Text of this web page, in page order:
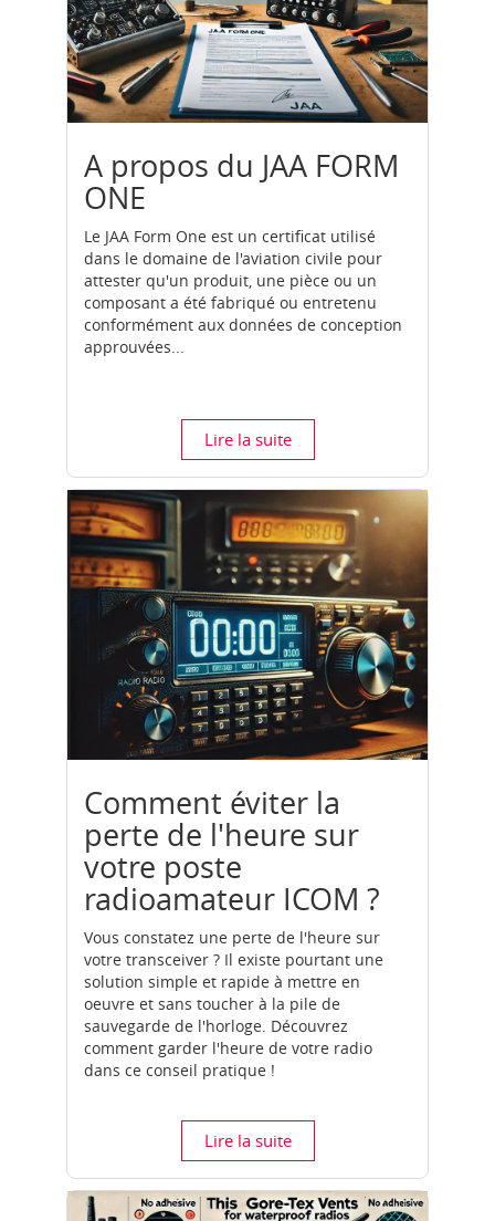
A propos du JAA FORM
ONE
Le JAA Form One est un certificat utilisé
dans le domaine de l'aviation civile pour
attester qu'un produit, une pièce ou un
composant a été fabriqué ou entretenu
conformément aux données de conception
approuvées...
Lire la suite
Comment éviter la
perte de l'heure sur
votre poste
radioamateur ICOM ?
Vous constatez une perte de l'heure sur
votre transceiver ? Il existe pourtant une
solution simple et rapide à mettre en
oeuvre et sans toucher à la pile de
sauvegarde de l'horloge. Découvrez
comment garder l'heure de votre radio
dans ce conseil pratique !
Lire la suite